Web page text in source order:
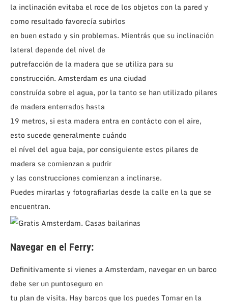
la inclinación evitaba el roce de los objetos con la pared y
como resultado favorecía subirlos
en buen estado y sin problemas. Mientrás que su inclinación
lateral depende del nível de
putrefacción de la madera que se utiliza para su
construcción. Amsterdam es una ciudad
construída sobre el agua, por la tanto se han utilizado pilares
de madera enterrados hasta
19 metros, si esta madera entra en contácto con el aire,
esto sucede generalmente cuándo
el nível del agua baja, por consiguiente estos pilares de
madera se comienzan a pudrir
y las construcciones comienzan a inclinarse.
Puedes mirarlas y fotografiarlas desde la calle en la que se
encuentran.
Navegar en el Ferry:
Definitivamente si vienes a Amsterdam, navegar en un barco
debe ser un puntoseguro en
tu plan de visita. Hay barcos que los puedes Tomar en la